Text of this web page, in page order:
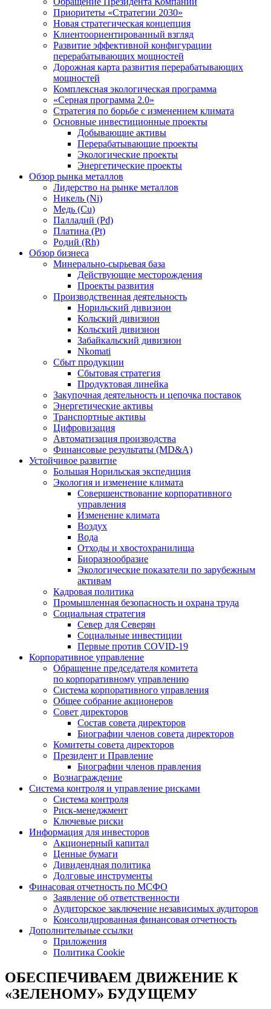
Приоритеты «Стратегии 2030»
Новая стратегическая концепция
Клиентоориентированный взгляд
Развитие эффективной конфигурации
перерабатывающих мощностей
Дорожная карта развития перерабатывающих
мощностей
Комплексная экологическая программа
«Серная программа 2.0»
Стратегия по борьбе с изменением климата
Основные инвестиционные проекты
Добывающие активы
Перерабатывающие проекты
Экологические проекты
Энергетические проекты
Обзор рынка металлов
Лидерство на рынке металлов
Никель (Ni)
Медь (Cu)
Палладий (Pd)
Платина (Pt)
Родий (Rh)
Обзор бизнеса
Минерально-сырьевая база
Действующие месторождения
Проекты развития
Производственная деятельность
Норильский дивизион
Кольский дивизион
Кольский дивизион
Забайкальский дивизион
Nkomati
Сбыт продукции
Сбытовая стратегия
Продуктовая линейка
Закупочная деятельность и цепочка поставок
Энергетические активы
Транспортные активы
Цифровизация
Автоматизация производства
Финансовые результаты (MD&A)
Устойчивое развитие
Большая Норильская экспедиция
Экология и изменение климата
Совершенствование корпоративного
управления
Изменение климата
Воздух
Вода
Отходы и хвостохранилища
Биоразнообразие
Экологические показатели по зарубежным
активам
Кадровая политика
Промышленная безопасность и охрана труда
Социальная стратегия
Север для Северян
Социальные инвестиции
Первые против COVID‑19
Корпоративное управление
Обращение председателя комитета
по корпоративному управлению
Система корпоративного управления
Общее собрание акционеров
Совет директоров
Состав совета директоров
Биографии членов совета директоров
Комитеты совета директоров
Президент и Правление
Биографии членов правления
Вознаграждение
Система контроля и управление рисками
Система контроля
Риск-менеджмент
Ключевые риски
Информация для инвесторов
Акционерный капитал
Ценные бумаги
Дивидендная политика
Долговые инструменты
Финасовая отчетность по МСФО
Заявление об ответственности
Аудиторское заключение независимых аудиторов
Консолидированная финансовая отчетность
Дополнительные ссылки
Приложения
Политика Cookie
ОБЕСПЕЧИВАЕМ ДВИЖЕНИЕ К
«ЗЕЛЕНОМУ» БУДУЩЕМУ